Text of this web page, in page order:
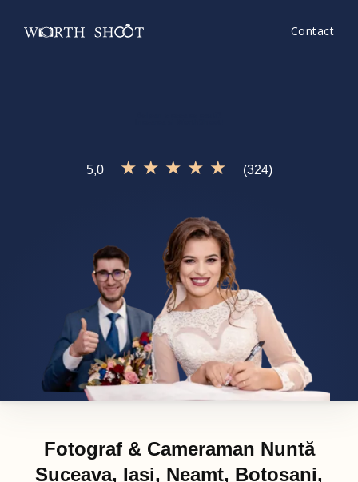
Contact
5,0 ★ ★ ★ ★ ★ (324)
Fotograf & Cameraman Nuntă
Suceava, Iași, Neamț, Botoșani,